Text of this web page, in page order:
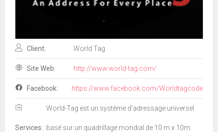
Client: World Tag
Site Web: http://www.world-tag.com/
Facebook: https://www.facebook.com/Worldtagcode
Services:
World-Tag est un système d'adressage universel
basé sur un quadrillage mondial de 10 m x 10m.